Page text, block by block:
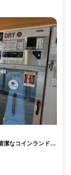
潔なコインランドリ